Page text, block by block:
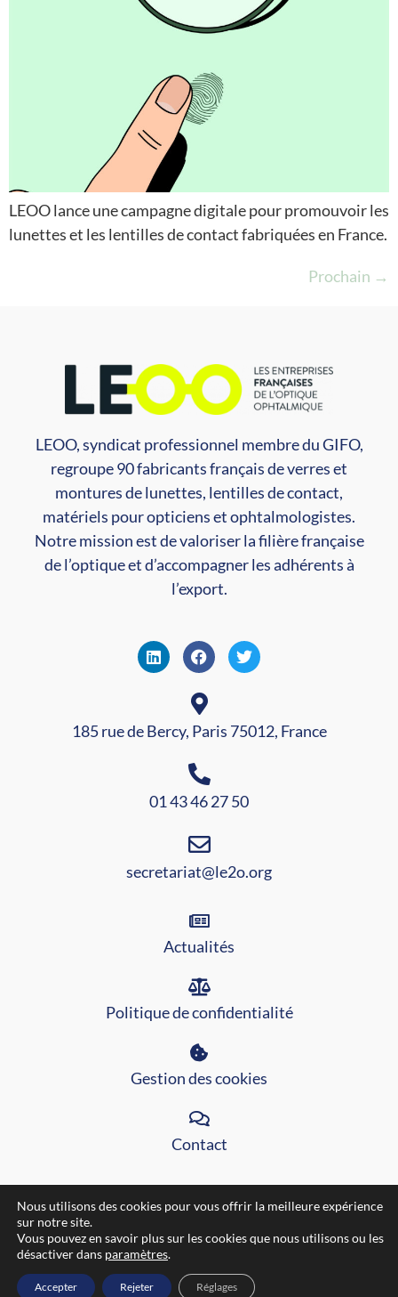
LEOO lance une campagne digitale pour promouvoir les
lunettes et les lentilles de contact fabriquées en France.
Prochain →
LEOO, syndicat professionnel membre du GIFO,
regroupe 90 fabricants français de verres et
montures de lunettes, lentilles de contact,
matériels pour opticiens et ophtalmologistes.
Notre mission est de valoriser la filière française
de l’optique et d’accompagner les adhérents à
l’export.
185 rue de Bercy, Paris 75012, France
01 43 46 27 50
secretariat@le2o.org
Actualités
Politique de confidentialité
Gestion des cookies
Contact
Site internet réalisé par l'agencePixeldorado ®Tous droits
Nous utilisons des cookies pour vous offrir la meilleure expérience
sur notre site.
Vous pouvez en savoir plus sur les cookies que nous utilisons ou les
désactiver dans paramètres.
Accepter Rejeter Réglages